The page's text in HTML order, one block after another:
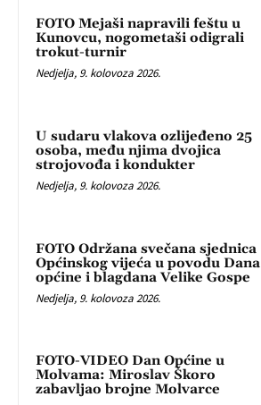
FOTO Mejaši napravili feštu u
Kunovcu, nogometaši odigrali
trokut-turnir
Nedjelja, 9. kolovoza 2026.
U sudaru vlakova ozlijeđeno 25
osoba, među njima dvojica
strojovođa i kondukter
Nedjelja, 9. kolovoza 2026.
FOTO Održana svečana sjednica
Općinskog vijeća u povodu Dana
općine i blagdana Velike Gospe
Nedjelja, 9. kolovoza 2026.
FOTO-VIDEO Dan Općine u
Molvama: Miroslav Škoro
zabavljao brojne Molvarce